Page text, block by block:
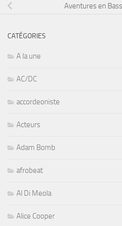
Aventures en
CATÉGORIES
A la une
AC/DC
accordeoniste
Acteurs
Adam Bomb
afrobeat
Al Di Meola
Alice Cooper